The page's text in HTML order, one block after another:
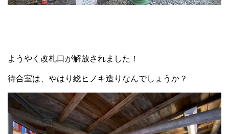
ようやく改札口が解放されました！
待合室は、やはり総ヒノキ造りなんでしょうか？